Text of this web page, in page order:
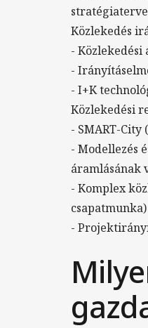
Közlekedés
-
-
- I+K
Közlekedési
- SMART-
- Modellezés
áramlásának
- Komplex
csapatmunka)
-